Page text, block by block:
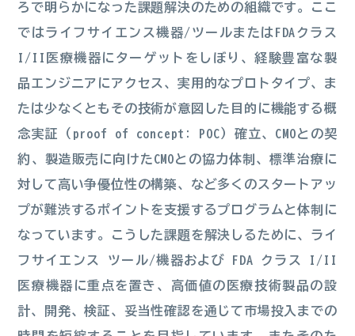
ろで明らかになった課題解決のための組織です。ここ
ではライフサイエンス機器/ツールまたはFDAクラス
I/II医療機器にターゲットをしぼり、経験豊富な製
品エンジニアにアクセス、実用的なプロトタイプ、ま
たは少なくともその技術が意図した目的に機能する概
念実証（proof of concept: POC）確立、CMOとの契
約、製造販売に向けたCMOとの協力体制、標準治療に
対して高い争優位性の構築、など多くのスタートアッ
プが難渋するポイントを支援するプログラムと体制に
なっています。こうした課題を解決しるために、ライ
フサイエンス ツール/機器および FDA クラス I/II
医療機器に重点を置き、高価値の医療技術製品の設
計、開発、検証、妥当性確認を通じて市場投入までの